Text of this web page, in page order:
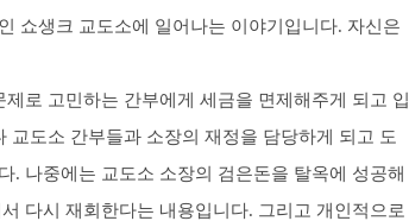
쇼생크 교도소에 일어나는 이야기입니다. 자신은
로 고민하는 간부에게 세금을 면제해주게 되고 입
도소 간부들과 소장의 재정을 담당하게 되고 도
. 나중에는 교도소 소장의 검은돈을 탈옥에 성공해
다시 재회한다는 내용입니다. 그리고 개인적으로